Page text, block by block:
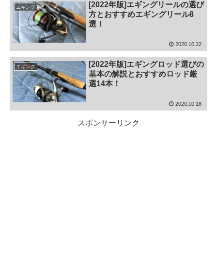
エギング
[2022年版]エギングリールの選び
方とおすすめエギングリール8
選！
2020.10.22
エギング
[2022年版]エギングロッド選びの
基本の解説とおすすめロッド厳
選14本！
2020.10.18
スポンサーリンク